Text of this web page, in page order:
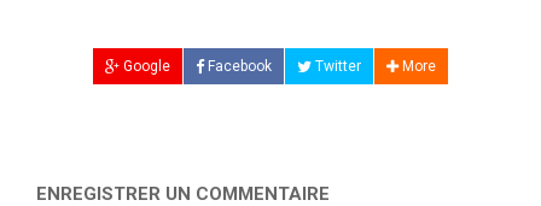
Google Facebook Twitter More
ENREGISTRER UN COMMENTAIRE